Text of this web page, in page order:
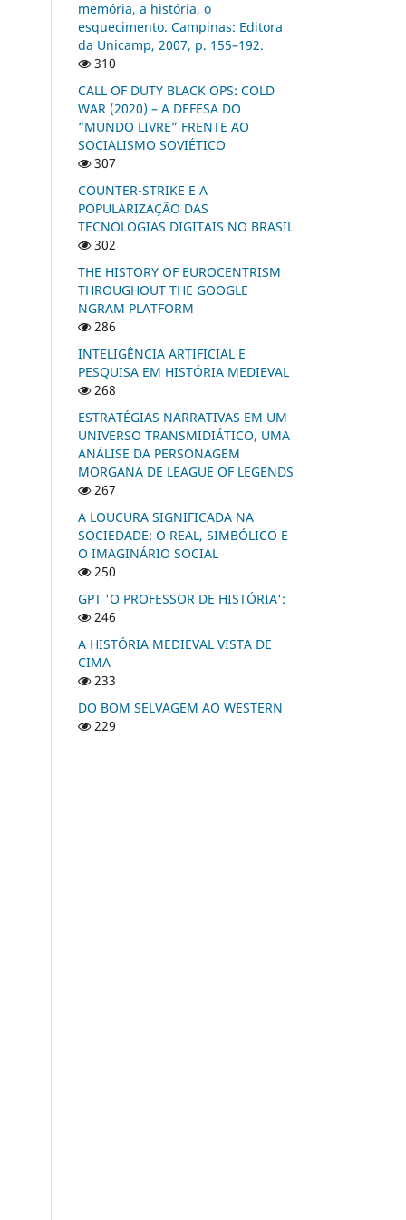
memória, a história, o
esquecimento. Campinas: Editora
da Unicamp, 2007, p. 155–192.
310
CALL OF DUTY BLACK OPS: COLD
WAR (2020) – A DEFESA DO
“MUNDO LIVRE” FRENTE AO
SOCIALISMO SOVIÉTICO
307
COUNTER-STRIKE E A
POPULARIZAÇÃO DAS
TECNOLOGIAS DIGITAIS NO BRASIL
302
THE HISTORY OF EUROCENTRISM
THROUGHOUT THE GOOGLE
NGRAM PLATFORM
286
INTELIGÊNCIA ARTIFICIAL E
PESQUISA EM HISTÓRIA MEDIEVAL
268
ESTRATÉGIAS NARRATIVAS EM UM
UNIVERSO TRANSMIDIÁTICO, UMA
ANÁLISE DA PERSONAGEM
MORGANA DE LEAGUE OF LEGENDS
267
A LOUCURA SIGNIFICADA NA
SOCIEDADE: O REAL, SIMBÓLICO E
O IMAGINÁRIO SOCIAL
250
GPT 'O PROFESSOR DE HISTÓRIA':
246
A HISTÓRIA MEDIEVAL VISTA DE
CIMA
233
DO BOM SELVAGEM AO WESTERN
229